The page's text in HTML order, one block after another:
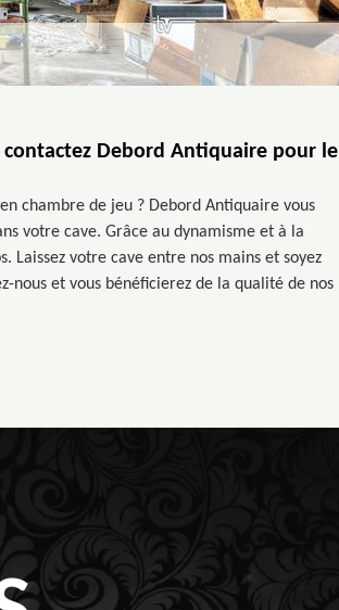
contactez Debord Antiquaire pour le
chambre de jeu ? Debord Antiquaire vous
votre cave. Grâce au dynamisme et à la
Laissez votre cave entre nos mains et soyez
nous et vous bénéficierez de la qualité de nos